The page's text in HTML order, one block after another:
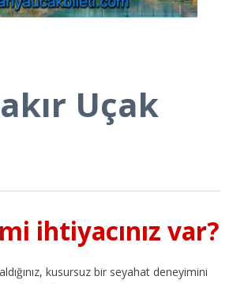
Uçak
ihtiyacınız var?
kusursuz bir seyahat deneyimini